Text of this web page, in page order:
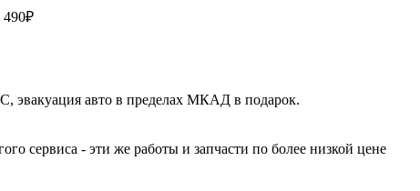
490₽
эвакуация авто в пределах МКАД в подарок.
сервиса - эти же работы и запчасти по более низкой цене